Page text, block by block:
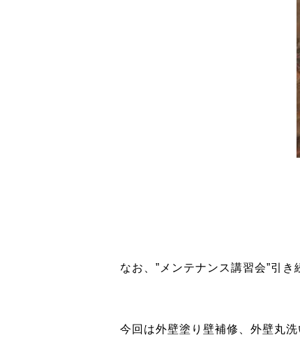
なお、”メンテナンス講習会”引き
今回は外壁塗り壁補修、外壁丸洗